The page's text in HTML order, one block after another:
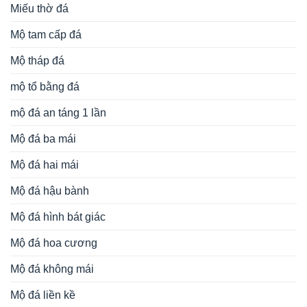
Miếu thờ đá
Mộ tam cấp đá
Mộ tháp đá
mộ tổ bằng đá
mộ đá an táng 1 lần
Mộ đá ba mái
Mộ đá hai mái
Mộ đá hậu bành
Mộ đá hình bát giác
Mộ đá hoa cương
Mộ đá không mái
Mộ đá liền kề